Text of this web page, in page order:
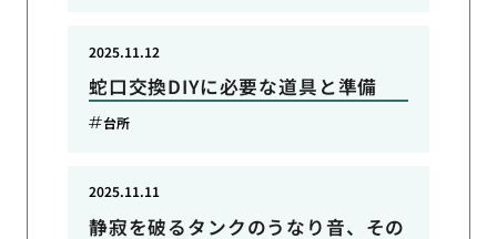
蛇口交換DIYに必要な道具と準備
2025.11.12
台所
静寂を破るタンクのうなり音、その
2025.11.11